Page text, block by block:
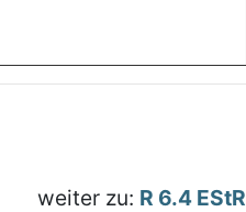
weiter zu: R 6.4 EStR